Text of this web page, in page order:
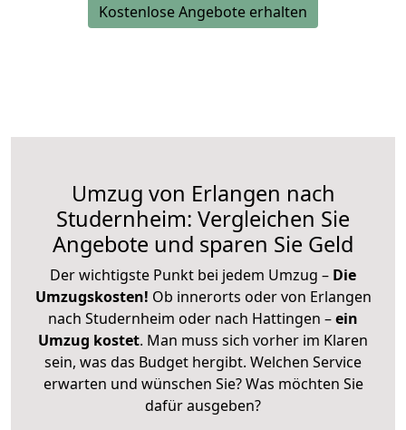
Kostenlose Angebote erhalten
Umzug von Erlangen nach
Studernheim: Vergleichen Sie
Angebote und sparen Sie Geld
Der wichtigste Punkt bei jedem Umzug – Die
Umzugskosten! Ob innerorts oder von Erlangen
nach Studernheim oder nach Hattingen –ein
Umzug kostet. Man muss sich vorher im Klaren
sein, was das Budget hergibt. Welchen Service
erwarten und wünschen Sie? Was möchten Sie
dafür ausgeben?